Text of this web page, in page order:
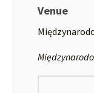
Venue